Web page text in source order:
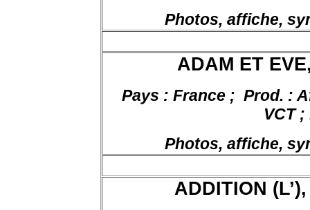
Photos, affiche,
ADAM ET
Pays : France ; Prod. :
VCT
Photos, affiche,
ADDITION